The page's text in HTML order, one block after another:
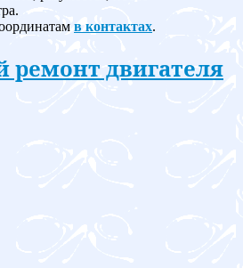
в контактах.
ремонт двигателя